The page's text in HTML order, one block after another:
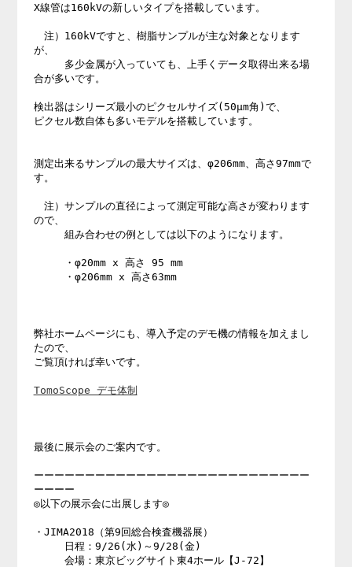
X線管は160kVの新しいタイプを搭載しています。
注）160kVですと、樹脂サンプルが主な対象となります
が、
多少金属が入っていても、上手くデータ取得出来る場
合が多いです。
検出器はシリーズ最小のピクセルサイズ(50μm角)で、
ピクセル数自体も多いモデルを搭載しています。
測定出来るサンプルの最大サイズは、φ206mm、高さ97mmで
す。
注）サンプルの直径によって測定可能な高さが変わります
ので、
組み合わせの例としては以下のようになります。
・φ20mm x 高さ 95 mm
・φ206mm x 高さ63mm
弊社ホームページにも、導入予定のデモ機の情報を加えまし
たので、
ご覧頂ければ幸いです。
TomoScope デモ体制
最後に展示会のご案内です。
ーーーーーーーーーーーーーーーーーーーーーーーーーーー
ーーーー
◎以下の展示会に出展します◎
・JIMA2018（第9回総合検査機器展）
日程：9/26(水)～9/28(金)
会場：東京ビッグサイト東4ホール【J-72】